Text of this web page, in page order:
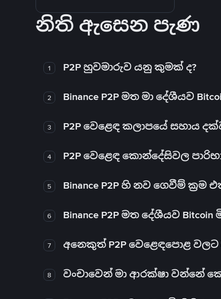
නිති ඇසෙන පැණ
1 P2P හුවමාරුව යනු කුමක් ද?
2 Binance P2P මත මා දේශීයව
3 P2P වෙළෙඳ කලාපයේ සහාය
4 P2P වෙළෙඳ කොන්දේසිවල
5 Binance P2P හි නව ගෙවීම්
6 Binance P2P මත දේශීයව
7 අනෙකුත් P2P වෙළෙඳපොළ වලට
8 වංචාවෙන් මා ආරක්ෂා වන්නේ කෙසේ